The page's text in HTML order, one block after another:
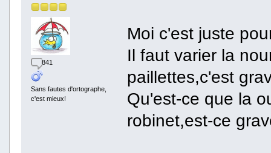
841
Sans fautes d'ortographe,
c'est mieux!
Moi c'est juste
Il faut varier la
paillettes,c'est
Qu'est-ce que la
robinet,est-ce